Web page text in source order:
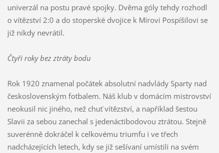
univerzál na postu pravé spojky. Dvěma góly tehdy rozhodl
o vítězství 2:0 a do stoperské dvojice k Mírovi Pospíšilovi se
již nikdy nevrátil.
Čtyři roky bez ztráty bodu
Rok 1920 znamenal počátek absolutní nadvlády Sparty nad
československým fotbalem. Náš klub v domácím mistrovství
neokusil nic jiného, než chuť vítězství, a například šestou
Slavii za sebou zanechal s jedenáctibodovou ztrátou. Stejně
suverénně dokráčel k celkovému triumfu i ve třech
nadcházejících letech, kdy se již sešívaní umístili na svém